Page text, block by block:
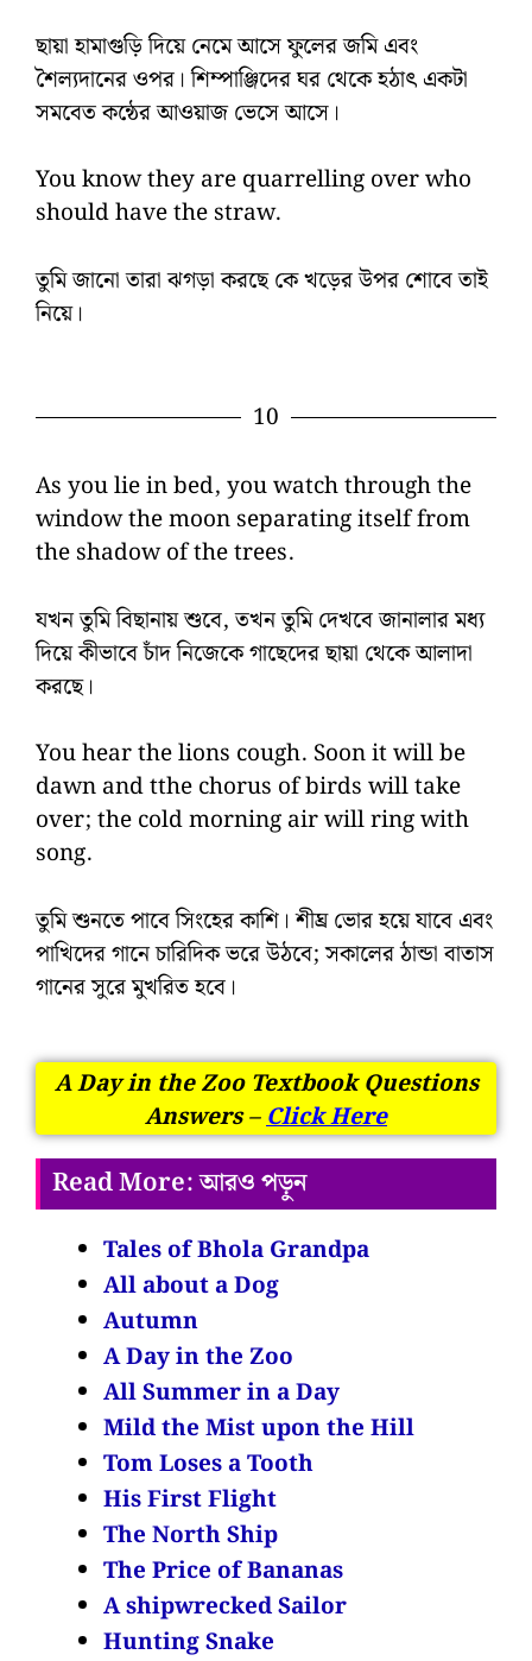
ছায়া হামাগুড়ি দিয়ে নেমে আসে ফুলের জমি এবং
শৈল্যদানের ওপর। শিম্পাঞ্জিদের ঘর থেকে হঠাৎ একটা
সমবেত কন্ঠের আওয়াজ ভেসে আসে।
You know they are quarrelling over who
should have the straw.
তুমি জানো তারা ঝগড়া করছে কে খড়ের উপর শোবে তাই
নিয়ে।
10
As you lie in bed, you watch through the
window the moon separating itself from
the shadow of the trees.
যখন তুমি বিছানায় শুবে, তখন তুমি দেখবে জানালার মধ্য
দিয়ে কীভাবে চাঁদ নিজেকে গাছেদের ছায়া থেকে আলাদা
করছে।
You hear the lions cough. Soon it will be
dawn and tthe chorus of birds will take
over; the cold morning air will ring with
song.
তুমি শুনতে পাবে সিংহের কাশি। শীঘ্র ভোর হয়ে যাবে এবং
পাখিদের গানে চারিদিক ভরে উঠবে; সকালের ঠান্ডা বাতাস
গানের সুরে মুখরিত হবে।
A Day in the Zoo Textbook Questions
Answers –Click Here
Read More: আরও পড়ুন
Tales of Bhola Grandpa
All about a Dog
Autumn
A Day in the Zoo
All Summer in a Day
Mild the Mist upon the Hill
Tom Loses a Tooth
His First Flight
The North Ship
The Price of Bananas
A shipwrecked Sailor
Hunting Snake